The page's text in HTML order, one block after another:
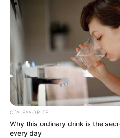
CTA FAVORITE
Why this ordinary drink is the
every day